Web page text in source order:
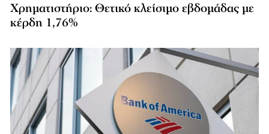
Χρηματιστήριο: Θετικό κλείσιμο εβδομάδας με
κέρδη 1,76%